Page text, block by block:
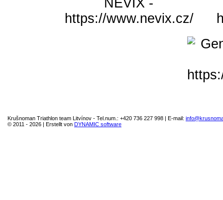
Krušnoman Triathlon team Litvínov - Tel.num.: +420 736 227 998 | E-mail:
© 2011 - 2026 | Erstellt von DYNAMIC software